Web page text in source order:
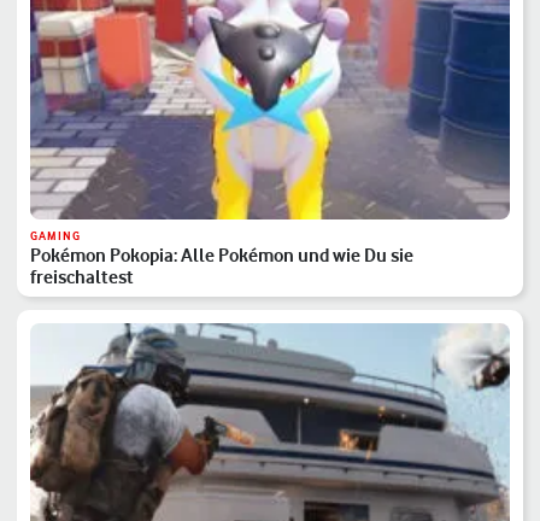
GAMING
Pokémon Pokopia: Alle Pokémon und wie Du sie
freischaltest